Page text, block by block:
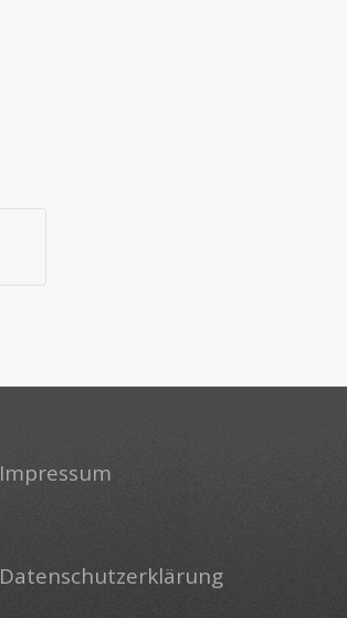
Impressum
Datenschutzerklärung